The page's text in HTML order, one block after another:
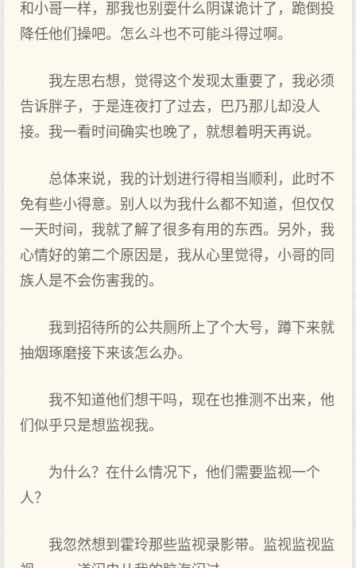
和小哥一样，那我也别耍什么阴谋诡计了，跪倒投
降任他们操吧。怎么斗也不可能斗得过啊。
我左思右想，觉得这个发现太重要了，我必须
告诉胖子，于是连夜打了过去，巴乃那儿却没人
接。我一看时间确实也晚了，就想着明天再说。
总体来说，我的计划进行得相当顺利，此时不
免有些小得意。别人以为我什么都不知道，但仅仅
一天时间，我就了解了很多有用的东西。另外，我
心情好的第二个原因是，我从心里觉得，小哥的同
族人是不会伤害我的。
我到招待所的公共厕所上了个大号，蹲下来就
抽烟琢磨接下来该怎么办。
我不知道他们想干吗，现在也推测不出来，他
们似乎只是想监视我。
为什么？在什么情况下，他们需要监视一个
人？
我忽然想到霍玲那些监视录影带。监视监视监